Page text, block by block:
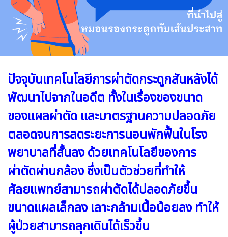
ปัจจุบันเทคโนโลยีการผ่าตัดกระดูกสันหลังได้
พัฒนาไปจากในอดีต ทั้งในเรื่องของขนาด
ของแผลผ่าตัด และมาตรฐานความปลอดภัย
ตลอดจนการลดระยะการนอนพักฟื้นในโรง
พยาบาลที่สั้นลง ด้วยเทคโนโลยีของการ
ผ่าตัดผ่านกล้อง ซึ่งเป็นตัวช่วยที่ทำให้
ศัลยแพทย์สามารถผ่าตัดได้ปลอดภัยขึ้น
ขนาดแผลเล็กลง เลาะกล้ามเนื้อน้อยลง ทำให้
ผู้ป่วยสามารถลุกเดินได้เร็วขึ้น